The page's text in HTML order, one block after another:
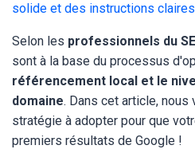
solide et des instructions claires
Selon les professionnels du
sont à la base du processus
référencement local et le
domaine. Dans cet article,
stratégie à adopter pour que
premiers résultats de Google !